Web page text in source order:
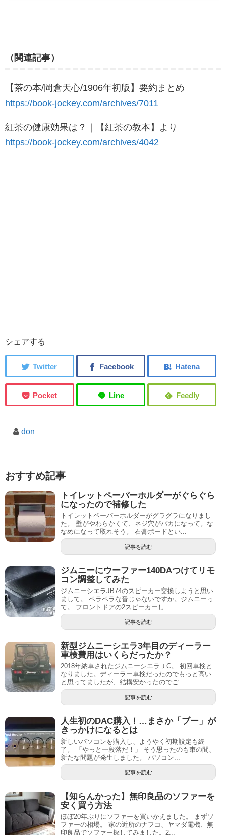
（関連記事）
【茶の本/岡倉天心/1906年初版】要約まとめ
https://book-jockey.com/archives/7011
紅茶の健康効果は？｜【紅茶の教本】より
https://book-jockey.com/archives/4042
シェアする
don
おすすめ記事
トイレットペーパーホルダーがぐらぐら
になったので補修した
トイレットペーパーホルダーがグラグラになりまし
た。 壁がやわらかくて、ネジ穴がバカになって。な
なめになって取れそう。 石膏ボードとい...
記事を読む
ジムニーにウーファー140DAつけてリモ
コン調整してみた
ジムニーシエラJB74のスピーカー交換しようと思い
まして。 ペラペラな音じゃないですか。ジムニーっ
て。 フロントドアの2スピーカーし...
記事を読む
新型ジムニーシエラ3年目のディーラー
車検費用はいくらだったか？
2018年納車されたジムニーシエラＪC。 初回車検と
なりました。ディーラー車検だったのでもっと高い
と思ってましたが、結構安かったのでご...
記事を読む
人生初のDAC購入！…まさか「ブー」が
きっかけになるとは
新しいパソコンを購入し、ようやく初期設定も終
了。 「やっと一段落だ！」 そう思ったのも束の間、
新たな問題が発生しました。 パソコン...
記事を読む
【知らんかった】無印良品のソファーを
安く買う方法
ほぼ20年ぶりにソファーを買いかえました。 まずソ
ファーの相場。 家の近所のナフコ、ヤマダ電機、無
印良品でソファー探してみました。2...